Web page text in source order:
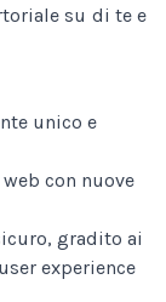
su di te e
unico e
con nuove
gradito ai
experience